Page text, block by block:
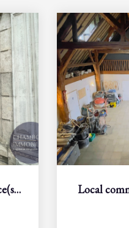
Local d'activité Blois 1 pièce(s) 17 m2
Local